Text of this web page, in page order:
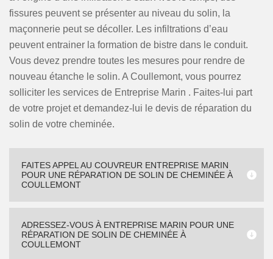
fissures peuvent se présenter au niveau du solin, la
maçonnerie peut se décoller. Les infiltrations d’eau
peuvent entrainer la formation de bistre dans le conduit.
Vous devez prendre toutes les mesures pour rendre de
nouveau étanche le solin. A Coullemont, vous pourrez
solliciter les services de Entreprise Marin . Faites-lui part
de votre projet et demandez-lui le devis de réparation du
solin de votre cheminée.
FAITES APPEL AU COUVREUR ENTREPRISE MARIN
POUR UNE RÉPARATION DE SOLIN DE CHEMINÉE À
COULLEMONT
ADRESSEZ-VOUS À ENTREPRISE MARIN POUR UNE
RÉPARATION DE SOLIN DE CHEMINÉE À
COULLEMONT